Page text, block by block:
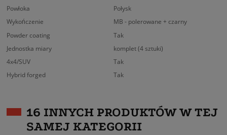
Powłoka
Połysk
Wykończenie
MB - polerowane + czarny
Powder coating
Tak
Jednostka miary
komplet (4 sztuki)
4x4/SUV
Tak
Hybrid forged
Tak
16 INNYCH PRODUKTÓW W TEJ
SAMEJ KATEGORII